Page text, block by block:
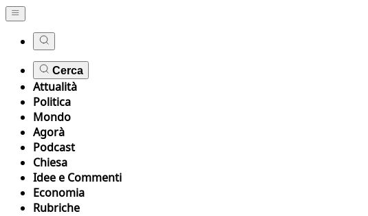
Cerca
Attualità
Politica
Mondo
Agorà
Podcast
Chiesa
Idee e Commenti
Economia
Rubriche